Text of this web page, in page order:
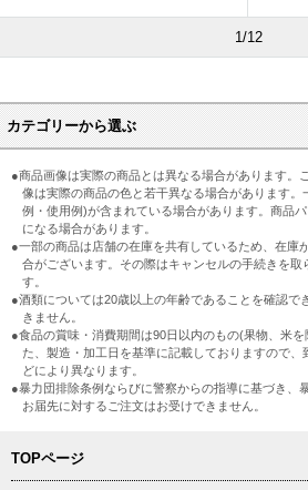
1/12
カテゴリーから選ぶ
●商品画像は実際の商品とは異なる場合があります。
像は実際の商品の色と若干異なる場合があります。
例・使用例)が含まれている場合があります。商品
になる場合があります。
●一部の商品は店舗の在庫を共有しているため、在庫
合がございます。その際はキャンセルの手続きを取
す。
●酒類については20歳以上の年齢であることを確認で
きません。
●食品の賞味・消費期間は90日以内のもの(果物、米
た、製造・加工日を基準に記載しておりますので
どにより異なります。
●暴力団排除条例ならびに警察からの指導に基づき、
お届先に対するご注文はお受けできません。
TOPページ